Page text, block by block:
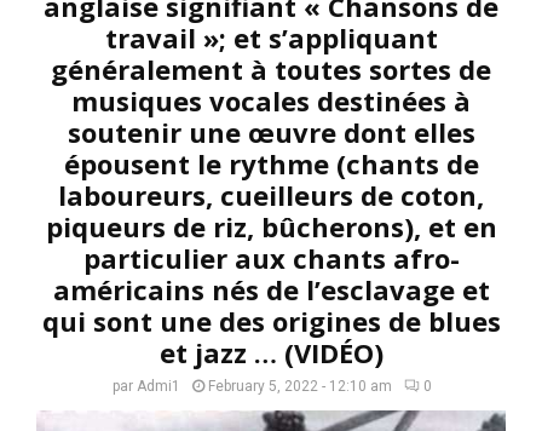
travail »; et s’appliquant
généralement à toutes sortes de
musiques vocales destinées à
soutenir une œuvre dont elles
épousent le rythme (chants de
laboureurs, cueilleurs de coton,
piqueurs de riz, bûcherons), et en
particulier aux chants afro-
américains nés de l’esclavage et
qui sont une des origines de blues
et jazz … (VIDÉO)
par Admi1 February 5, 2022 - 12:10 am 0